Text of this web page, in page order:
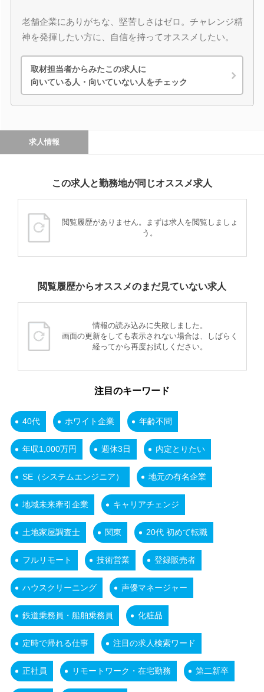
老舗企業にありがちな、堅苦しさはゼロ。チャレンジ精
神を発揮したい方に、自信を持ってオススメしたい。
取材担当者からみたこの求人に
向いている人・向いていない人をチェック
求人情報
この求人と勤務地が同じオススメ求人
閲覧履歴がありません。まずは求人を閲覧しましょ
う。
閲覧履歴からオススメのまだ見ていない求人
情報の読み込みに失敗しました。
画面の更新をしても表示されない場合は、しばらく
経ってから再度お試しください。
注目のキーワード
40代 ホワイト企業 年齢不問
年収1,000万円 週休3日 内定とりたい
SE（システムエンジニア） 地元の有名企業
地域未来牽引企業 キャリアチェンジ
土地家屋調査士 関東 20代 初めて転職
フルリモート 技術営業 登録販売者
ハウスクリーニング 声優マネージャー
鉄道乗務員・船舶乗務員 化粧品
定時で帰れる仕事 注目の求人検索ワード
正社員 リモートワーク・在宅勤務 第二新卒